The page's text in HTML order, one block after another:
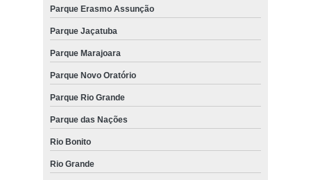
Parque Erasmo Assunção
Parque Jaçatuba
Parque Marajoara
Parque Novo Oratório
Parque Rio Grande
Parque das Nações
Rio Bonito
Rio Grande